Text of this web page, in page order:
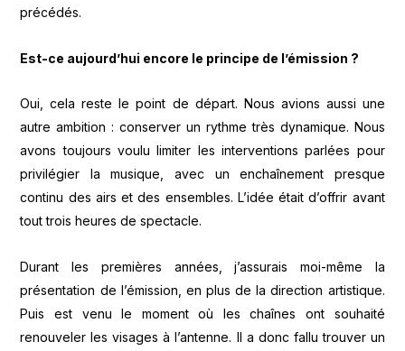
précédés.
Est-ce aujourd’hui encore le principe de l’émission ?
Oui, cela reste le point de départ. Nous avions aussi une
autre ambition : conserver un rythme très dynamique. Nous
avons toujours voulu limiter les interventions parlées pour
privilégier la musique, avec un enchaînement presque
continu des airs et des ensembles. L’idée était d’offrir avant
tout trois heures de spectacle.
Durant les premières années, j’assurais moi-même la
présentation de l’émission, en plus de la direction artistique.
Puis est venu le moment où les chaînes ont souhaité
renouveler les visages à l’antenne. Il a donc fallu trouver un